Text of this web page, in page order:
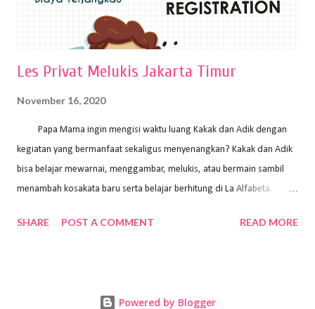
Les Privat Melukis Jakarta Timur
November 16, 2020
Papa Mama ingin mengisi waktu luang Kakak dan Adik dengan
kegiatan yang bermanfaat sekaligus menyenangkan? Kakak dan Adik
bisa belajar mewarnai, menggambar, melukis, atau bermain sambil
menambah kosakata baru serta belajar berhitung di La Alfabeta.
kok untuk mengajar dengan metode yang fun, La Alfabeta
SHARE POST A COMMENT READ MORE
Powered by Blogger